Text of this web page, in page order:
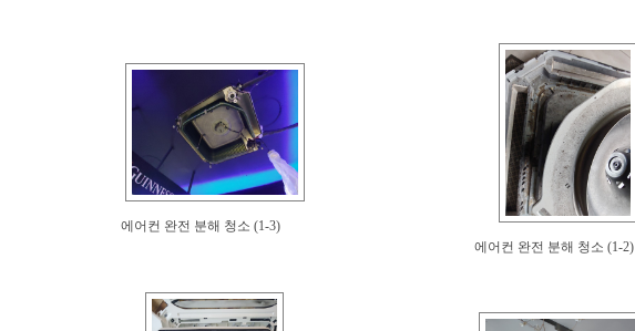
에어컨 완전 분해 청소 (1-3)
에어컨 완전 분해 청소 (1-2)